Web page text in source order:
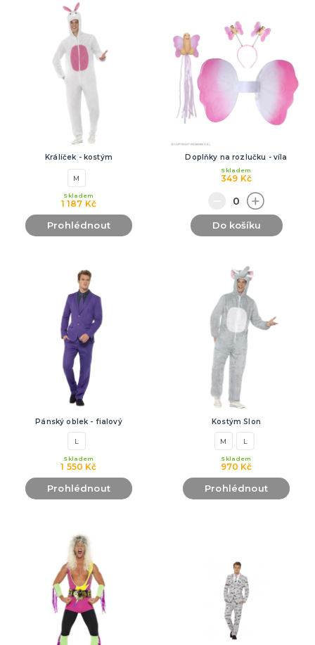
Králíček - kostým
M
1 187 Kč
Skladem
Prohlédnout
Doplňky na rozlučku - víla
349 Kč
Skladem
Do košíku
Pánský oblek - fialový
L
1 550 Kč
Skladem
Prohlédnout
Kostým Slon
M L
970 Kč
Skladem
Prohlédnout